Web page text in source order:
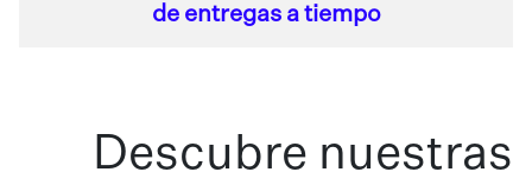
de entregas a tiempo
Descubre nuestras